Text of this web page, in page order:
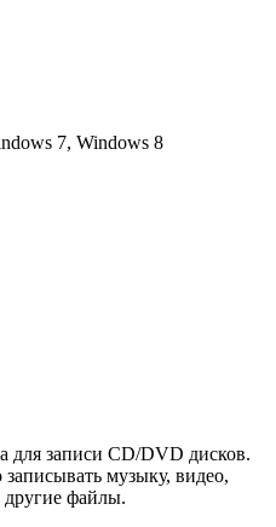
7, Windows 8
для записи CD/DVD дисков.
музыку, видео,
другие файлы.